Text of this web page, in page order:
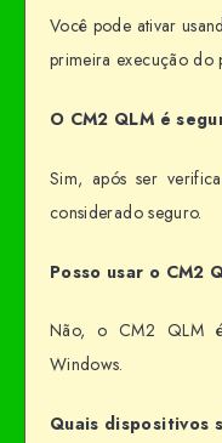
Você pode ativar
primeira execução do
O CM2 QLM é
Sim, após ser
considerado seguro.
Posso usar o CM2
Não, o CM2 QLM é
Windows.
Quais dispositivos